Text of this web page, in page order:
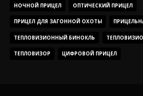
НОЧНОЙ ПРИЦЕЛ ОПТИЧЕСКИЙ ПРИЦЕЛ
ПРИЦЕЛ ДЛЯ ЗАГОННОЙ ОХОТЫ
ТЕПЛОВИЗИОННЫЙ БИНОКЛЬ
ТЕПЛОВИЗОР ЦИФРОВОЙ ПРИЦЕЛ